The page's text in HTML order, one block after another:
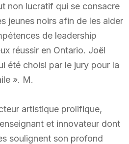
non lucratif qui se consacre
jeunes noirs afin de les aider
de leadership
réussir en Ontario. Joël
été choisi par le jury pour la
». M.
artistique prolifique,
et innovateur dont
soulignent son profond